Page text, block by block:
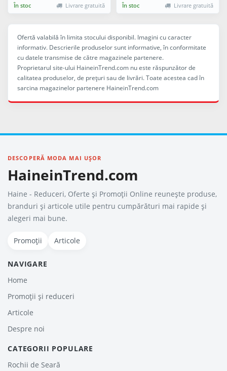
În stoc Livrare gratuită În stoc Livrare gratuită
Ofertă valabilă în limita stocului disponibil. Imagini cu caracter
informativ. Descrierile produselor sunt informative, în conformitate
cu datele transmise de către magazinele partenere.
Proprietarul site-ului HaineinTrend.com nu este răspunzător de
calitatea produselor, de preţuri sau de livrări. Toate acestea cad în
sarcina magazinelor partenere HaineinTrend.com
DESCOPERĂ MODA MAI UȘOR
HaineinTrend.com
Haine - Reduceri, Oferte şi Promoţii Online reunește produse,
branduri și articole utile pentru cumpărături mai rapide și
alegeri mai bune.
Promoții Articole
NAVIGARE
Home
Promoții și reduceri
Articole
Despre noi
CATEGORII POPULARE
Rochii de Seară